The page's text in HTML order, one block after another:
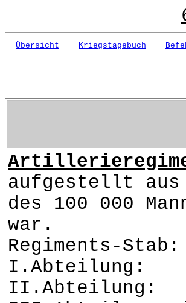
Übersicht Kriegstagebuch
aufgestellt aus
des 100 000
war.
Regiments-
I.Abteilung:
II.Abteilung: